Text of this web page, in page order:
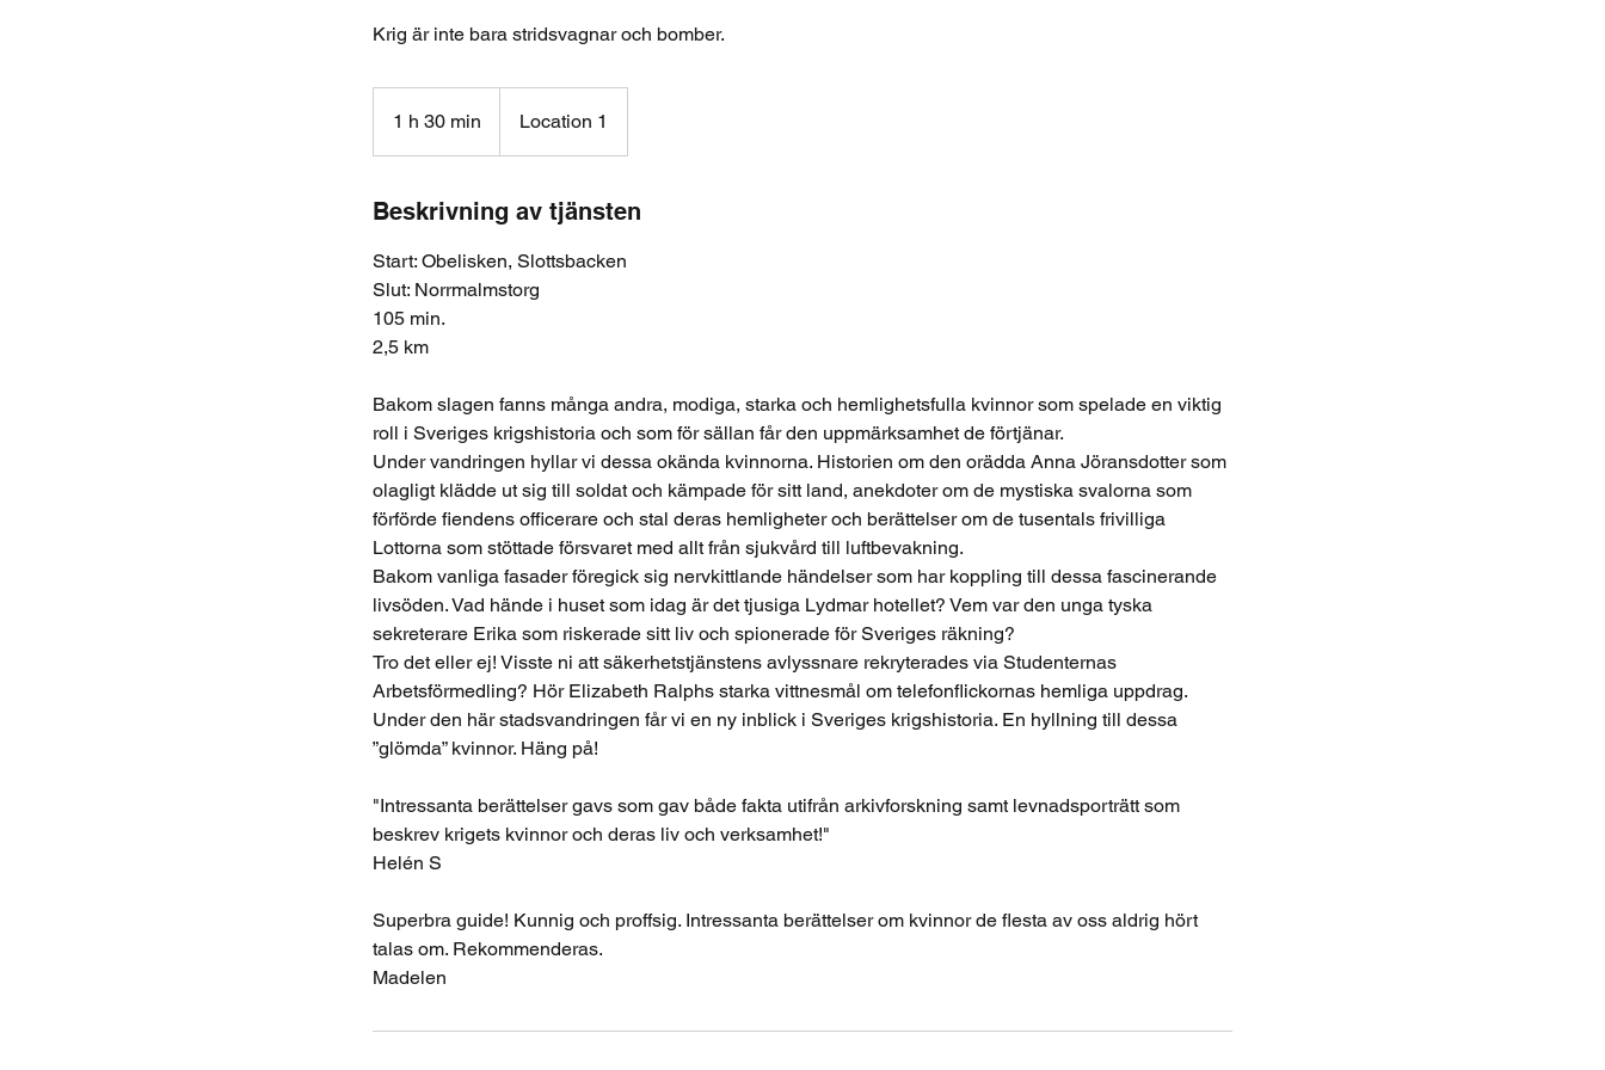
Krig är inte bara stridsvagnar och bomber.
1 h 30 min
3
m
n
Location 1
Beskrivning av tjänsten
Start: Obelisken, Slottsbacken
Slut: Norrmalmstorg
105 min.
2,5 km
Bakom slagen fanns många andra, modiga, starka och hemlighetsfulla kvinnor som spelade en viktig
roll i Sveriges krigshistoria och som för sällan får den uppmärksamhet de förtjänar.
Under vandringen hyllar vi dessa okända kvinnorna. Historien om den orädda Anna Jöransdotter som
olagligt klädde ut sig till soldat och kämpade för sitt land, anekdoter om de mystiska svalorna som
förförde fiendens officerare och stal deras hemligheter och berättelser om de tusentals frivilliga
Lottorna som stöttade försvaret med allt från sjukvård till luftbevakning.
Bakom vanliga fasader föregick sig nervkittlande händelser som har koppling till dessa fascinerande
livsöden. Vad hände i huset som idag är det tjusiga Lydmar hotellet? Vem var den unga tyska
sekreterare Erika som riskerade sitt liv och spionerade för Sveriges räkning?
Tro det eller ej! Visste ni att säkerhetstjänstens avlyssnare rekryterades via Studenternas
Arbetsförmedling? Hör Elizabeth Ralphs starka vittnesmål om telefonflickornas hemliga uppdrag.
Under den här stadsvandringen får vi en ny inblick i Sveriges krigshistoria. En hyllning till dessa
”glömda” kvinnor. Häng på!
"Intressanta berättelser gavs som gav både fakta utifrån arkivforskning samt levnadsporträtt som
beskrev krigets kvinnor och deras liv och verksamhet!"
Helén S
Superbra guide! Kunnig och proffsig. Intressanta berättelser om kvinnor de flesta av oss aldrig hört
talas om. Rekommenderas.
Madelen